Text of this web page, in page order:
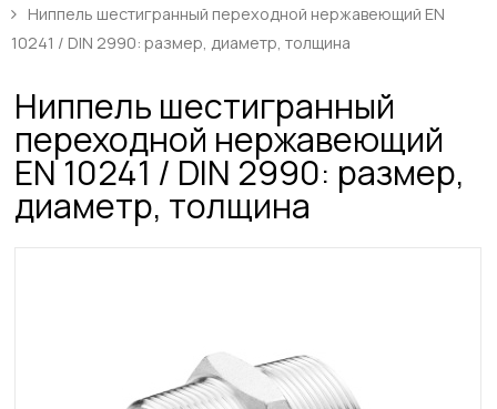
Ниппель шестигранный переходной нержавеющий EN
10241 / DIN 2990: размер, диаметр, толщина
Ниппель шестигранный
переходной нержавеющий
EN 10241 / DIN 2990: размер,
диаметр, толщина